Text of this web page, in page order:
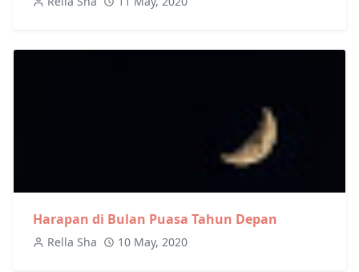
Harapan di Bulan Puasa Tahun Depan
Rella Sha 10 May, 2020